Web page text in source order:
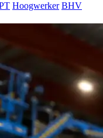
Hoogwerker BHV